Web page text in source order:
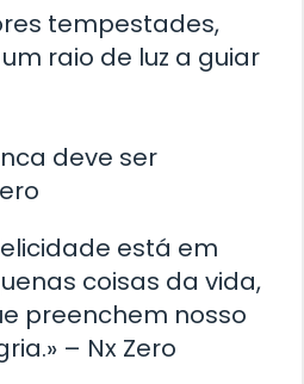
tempestades,
raio de luz a guiar
deve ser
está em
coisas da vida,
preenchem nosso
– Nx Zero